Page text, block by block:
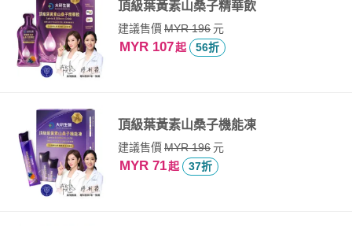
頂級葉黃素山桑子精華飲
建議售價MYR 196元
MYR 107起 56折
頂級葉黃素山桑子機能凍
建議售價MYR 196元
MYR 71起 37折